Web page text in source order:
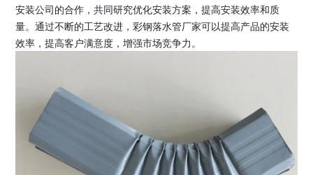
安装公司的合作，共同研究优化安装方案，提高安装效率和质
量。通过不断的工艺改进，彩钢落水管厂家可以提高产品的安装
效率，提高客户满意度，增强市场竞争力。